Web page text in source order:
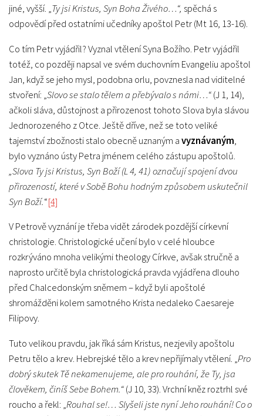
jiné, vyšší. „Ty jsi Kristus, Syn Boha Živého…“, spěchá s
odpovědí před ostatními učedníky apoštol Petr (Mt 16, 13-16).
Co tím Petr vyjádřil? Vyznal vtělení Syna Božího. Petr vyjádřil
totéž, co později napsal ve svém duchovním Evangeliu apoštol
Jan, když se jeho mysl, podobna orlu, povznesla nad viditelné
stvoření: „Slovo se stalo tělem a přebývalo s námi…“(J 1, 14),
ačkoli sláva, důstojnost a přirozenost tohoto Slova byla slávou
Jednorozeného z Otce. Ještě dříve, než se toto veliké
tajemství zbožnosti stalo obecně uznaným avyznávaným,
bylo vyznáno ústy Petra jménem celého zástupu apoštolů.
„Slova Ty jsi Kristus, Syn Boží (L 4, 41) označují spojení dvou
přirozeností, které v Sobě Bohu hodným způsobem uskutečnil
Syn Boží.“[4]
V Petrově vyznání je třeba vidět zárodek pozdější církevní
christologie. Christologické učení bylo v celé hloubce
rozkrýváno mnoha velikými theology Církve, avšak stručně a
naprosto určitě byla christologická pravda vyjádřena dlouho
před Chalcedonským sněmem – když byli apoštolé
shromážděni kolem samotného Krista nedaleko Caesareje
Filipovy.
Tuto velikou pravdu, jak říká sám Kristus, nezjevily apoštolu
Petru tělo a krev. Hebrejské tělo a krev nepřijímaly vtělení. „Pro
dobrý skutek Tě nekamenujeme, ale pro rouhání, že Ty, jsa
člověkem, činíš Sebe Bohem.“(J 10, 33). Vrchní kněz roztrhl své
roucho a řekl: „Rouhal se!… Slyšeli jste nyní Jeho rouhání! Co o